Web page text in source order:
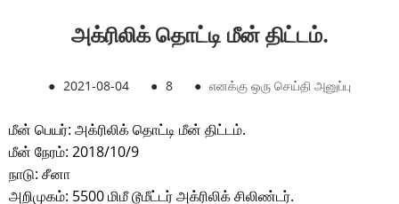
அக்ரிலிக் தொட்டி மீன் திட்டம்.
● 2021-08-04 ● 8 ● எனக்கு ஒரு செய்தி அனுப்பு
மீன் பெயர்: அக்ரிலிக் தொட்டி மீன் திட்டம்.
மீன் நேரம்: 2018/10/9
நாடு: சீனா
அறிமுகம்: 5500 மிமீ டூமீட்டர் அக்ரிலிக் சிலிண்டர்.